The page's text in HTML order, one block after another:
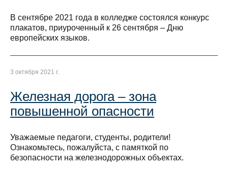
В сентябре 2021 года в колледже состоялся конкурс
плакатов, приуроченный к 26 сентября – Дню
европейских языков.
3 октября 2021 г.
Железная дорога – зона
повышенной опасности
Уважаемые педагоги, студенты, родители!
Ознакомьтесь, пожалуйста, с памяткой по
безопасности на железнодорожных объектах.